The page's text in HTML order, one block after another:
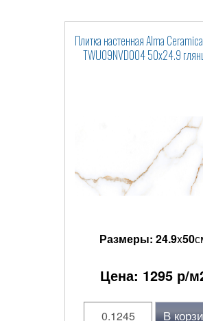
Плитка настенная Alma
TWU09NVD004 50x24.9
Размеры: 24.9x50
Цена: 1295 р/
В